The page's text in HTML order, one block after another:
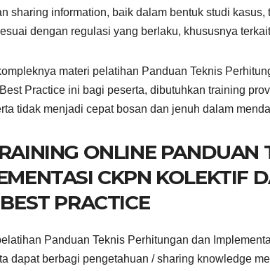
sharing information, baik dalam bentuk studi
dengan regulasi yang berlaku, khususnya
materi pelatihan Panduan Teknis
Practice ini bagi peserta, dibutuhkan training
tidak menjadi cepat bosan dan jenuh dalam
ONLINE PANDUAN
CKPN KOLEKTIF
PRACTICE
Panduan Teknis Perhitungan dan
dapat berbagi pengetahuan / sharing knowledge